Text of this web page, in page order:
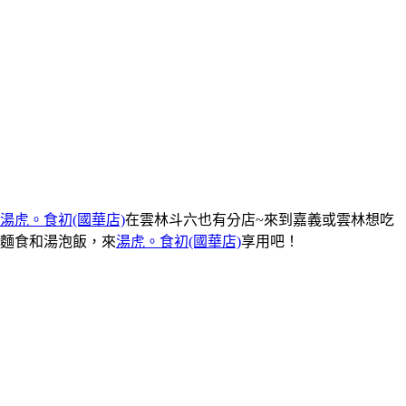
湯虎。食初(國華店)在雲林斗六也有分店~來到嘉義或雲林想吃
麵食和湯泡飯，來湯虎。食初(國華店)享用吧！